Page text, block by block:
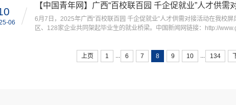
06
【中国青年网】广西“百校联百园 千企促就业”人才供需
6月7日，2025年广西“百校联百园 千企促就业”人才供需对接活动在我校
区、128家企业共同架起毕业生的就业桥梁。中国新闻网链接：http://
上页
1 ... 6 7 8 9 10 ... 134